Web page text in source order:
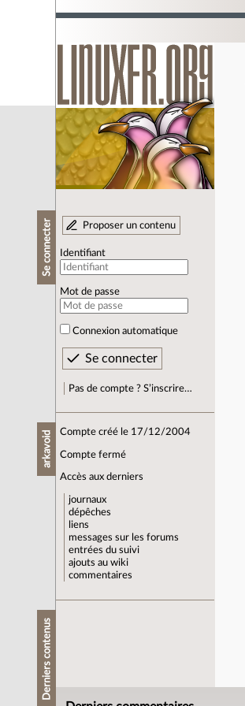
Se connecter Proposer un contenu
Identifiant
Mot de passe
Connexion automatique
Pas de compte ? S’inscrire…
arkavoid Compte créé le 17/12/2004
Compte fermé
Accès aux derniers
journaux
dépêches
liens
messages sur les forums
entrées du suivi
ajouts au wiki
commentaires
Derniers contenus